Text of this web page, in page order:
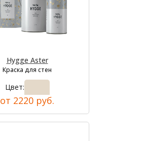
Hygge Aster
Краска для стен
Цвет:
от 2220 руб.